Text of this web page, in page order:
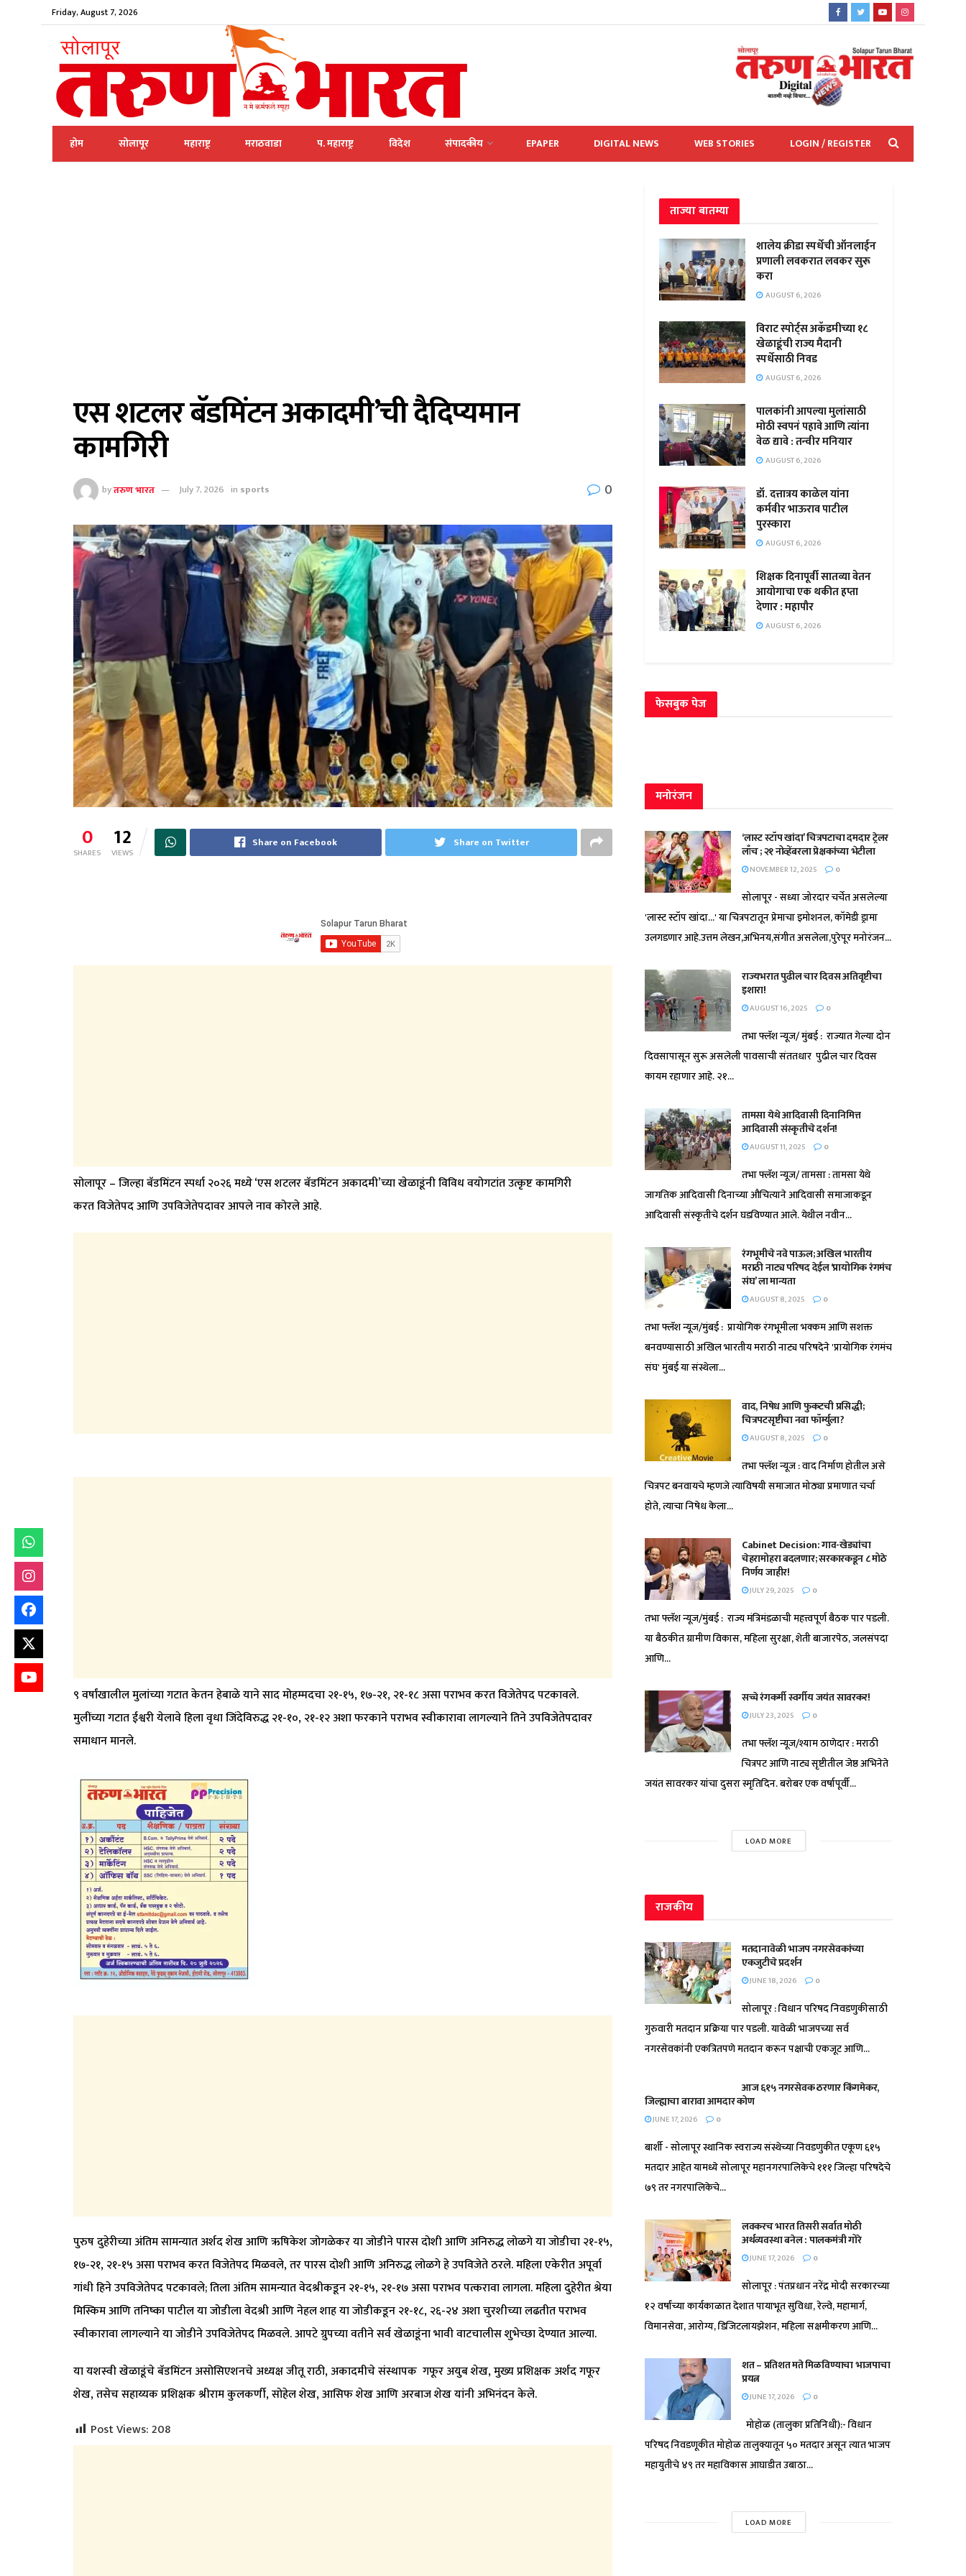
Friday, August 7, 2026
होम सोलापूर महाराष्ट्र मराठवाडा प. महाराष्ट्र विदेश संपादकीय EPAPER DIGITAL NEWS WEB STORIES LOGIN / REGISTER
एस शटलर बॅडमिंटन अकादमी’ची दैदिप्यमान
कामगिरी
byतरुण भारत July 7, 2026 in sports 0
0
SHARES 12
VIEWS
Share on Facebook Share on Twitter
सोलापूर – जिल्हा बॅडमिंटन स्पर्धा २०२६ मध्ये ‘एस शटलर बॅडमिंटन अकादमी’च्या खेळाडूंनी विविध वयोगटांत उत्कृष्ट कामगिरी
करत विजेतेपद आणि उपविजेतेपदावर आपले नाव कोरले आहे.
९ वर्षांखालील मुलांच्या गटात केतन हेबाळे याने साद मोहम्मदचा २१-१५, १७-२१, २१-१८ असा पराभव करत विजेतेपद पटकावले.
मुलींच्या गटात ईश्वरी येलावे हिला वृधा जिंदेविरुद्ध २१-१०, २१-१२ अशा फरकाने पराभव स्वीकारावा लागल्याने तिने उपविजेतेपदावर
समाधान मानले.
​पुरुष दुहेरीच्या अंतिम सामन्यात अर्शद शेख आणि ऋषिकेश जोगळेकर या जोडीने पारस दोशी आणि अनिरुद्ध लोळगे या जोडीचा २१-१५,
१७-२१, २१-१५ असा पराभव करत विजेतेपद मिळवले, तर पारस दोशी आणि अनिरुद्ध लोळगे हे उपविजेते ठरले. महिला एकेरीत अपूर्वा
गांधी हिने उपविजेतेपद पटकावले; तिला अंतिम सामन्यात वेदश्रीकडून २१-१५, २१-१७ असा पराभव पत्करावा लागला. महिला दुहेरीत श्रेया
मिस्किम आणि तनिष्का पाटील या जोडीला वेदश्री आणि नेहल शाह या जोडीकडून २१-१८, २६-२४ अशा चुरशीच्या लढतीत पराभव
स्वीकारावा लागल्याने या जोडीने उपविजेतेपद मिळवले. आपटे ग्रुपच्या वतीने सर्व खेळाडूंना भावी वाटचालीस शुभेच्छा देण्यात आल्या.
​या यशस्वी खेळाडूंचे बॅडमिंटन असोसिएशनचे अध्यक्ष जीतू राठी, अकादमीचे संस्थापक गफूर अयुब शेख, मुख्य प्रशिक्षक अर्शद गफूर
शेख, तसेच सहाय्यक प्रशिक्षक श्रीराम कुलकर्णी, सोहेल शेख, आसिफ शेख आणि अरबाज शेख यांनी अभिनंदन केले.
Post Views:208
ताज्या बातम्या
शालेय क्रीडा स्पर्धेची ऑनलाईन
प्रणाली लवकरात लवकर सुरू
करा
AUGUST 6, 2026
विराट स्पोर्ट्स अकॅडमीच्या १८
खेळाडूंची राज्य मैदानी
स्पर्धेसाठी निवड
AUGUST 6, 2026
पालकांनी आपल्या मुलांसाठी
मोठी स्वपनं पहावे आणि त्यांना
वेळ द्यावे : तन्वीर मनियार
AUGUST 6, 2026
डॉ. दत्तात्रय काळेल यांना
कर्मवीर भाऊराव पाटील
पुरस्कारा
AUGUST 6, 2026
शिक्षक दिनापूर्वी सातव्या वेतन
आयोगाचा एक थकीत हप्ता
देणार : महापौर
AUGUST 6, 2026
फेसबुक पेज
मनोरंजन
‘लास्ट स्टॉप खांदा’ चित्रपटाचा दमदार ट्रेलर
लाँच ; २१ नोव्हेंबरला प्रेक्षकांच्या भेटीला
NOVEMBER 12, 2025 0
सोलापूर - सध्या जोरदार चर्चेत असलेल्या
'लास्ट स्टॉप खांदा...' या चित्रपटातून प्रेमाचा इमोशनल, कॉमेडी ड्रामा
उलगडणार आहे.उत्तम लेखन,अभिनय,संगीत असलेला,पुरेपूर मनोरंजन...
राज्यभरात पुढील चार दिवस अतिवृष्टीचा
इशारा!
AUGUST 16, 2025 0
तभा फ्लॅश न्यूज/ मुंबई : राज्यात गेल्या दोन
दिवसापासून सुरू असलेली पावसाची संततधार पुढील चार दिवस
कायम रहाणार आहे. २१...
तामसा येथे आदिवासी दिनानिमित्त
आदिवासी संस्कृतीचे दर्शन!
AUGUST 11, 2025 0
तभा फ्लॅश न्यूज/ तामसा : तामसा येथे
जागतिक आदिवासी दिनाच्या औचित्याने आदिवासी समाजाकडून
आदिवासी संस्कृतीचे दर्शन घडविण्यात आले. येथील नवीन...
रंगभूमीचे नवे पाऊल; अखिल भारतीय
मराठी नाट्य परिषद देईल ‘प्रायोगिक रंगमंच
संघ’ ला मान्यता
AUGUST 8, 2025 0
तभा फ्लॅश न्यूज/मुंबई : प्रायोगिक रंगभूमीला भक्कम आणि सशक्त
बनवण्यासाठी अखिल भारतीय मराठी नाट्य परिषदेने 'प्रायोगिक रंगमंच
संघ' मुंबई या संस्थेला...
वाद, निषेध आणि फुकटची प्रसिद्धी;
चित्रपटसृष्टीचा नवा फॉर्म्युला?
AUGUST 8, 2025 0
तभा फ्लॅश न्यूज : वाद निर्माण होतील असे
चित्रपट बनवायचे म्हणजे त्याविषयी समाजात मोठ्या प्रमाणात चर्चा
होते, त्याचा निषेध केला...
Cabinet Decision: गाव-खेड्यांचा
चेहरामोहरा बदलणार; सरकारकडून ८ मोठे
निर्णय जाहीर!
JULY 29, 2025 0
तभा फ्लॅश न्यूज/मुंबई : राज्य मंत्रिमंडळाची महत्त्वपूर्ण बैठक पार पडली.
या बैठकीत ग्रामीण विकास, महिला सुरक्षा, शेती बाजारपेठ, जलसंपदा
आणि...
सच्चे रंगकर्मी स्वर्गीय जयंत सावरकर!
JULY 23, 2025 0
तभा फ्लॅश न्यूज/श्याम ठाणेदार : मराठी
चित्रपट आणि नाट्य सृष्टीतील जेष्ठ अभिनेते
जयंत सावरकर यांचा दुसरा स्मृतिदिन. बरोबर एक वर्षापूर्वी...
LOAD MORE
राजकीय
मतदानावेळी भाजप नगरसेवकांच्या
एकजुटीचे प्रदर्शन
JUNE 18, 2026 0
सोलापूर : विधान परिषद निवडणुकीसाठी
गुरुवारी मतदान प्रक्रिया पार पडली. यावेळी भाजपच्या सर्व
नगरसेवकांनी एकत्रितपणे मतदान करून पक्षाची एकजूट आणि...
आज ६१५ नगरसेवक ठरणार किंगमेकर,
जिल्ह्याचा बारावा आमदार कोण
JUNE 17, 2026 0
बार्शी - सोलापूर स्थानिक स्वराज्य संस्थेच्या निवडणुकीत एकूण ६१५
मतदार आहेत यामध्ये सोलापूर महानगरपालिकेचे १११ जिल्हा परिषदेचे
७९ तर नगरपालिकेचे...
लवकरच भारत तिसरी सर्वात मोठी
अर्थव्यवस्था बनेल : पालकमंत्री गोरे
JUNE 17, 2026 0
सोलापूर : पंतप्रधान नरेंद्र मोदी सरकारच्या
१२ वर्षांच्या कार्यकाळात देशात पायाभूत सुविधा, रेल्वे, महामार्ग,
विमानसेवा, आरोग्य, डिजिटलायझेशन, महिला सक्षमीकरण आणि...
शत – प्रतिशत मते मिळविण्याचा भाजपाचा
प्रयत्न
JUNE 17, 2026 0
मोहोळ (तालुका प्रतिनिधी):- विधान
परिषद निवडणूकीत मोहोळ तालुक्यातून ५० मतदार असून त्यात भाजप
महायुतीचे ४९ तर महाविकास आघाडीत उबाठा...
LOAD MORE